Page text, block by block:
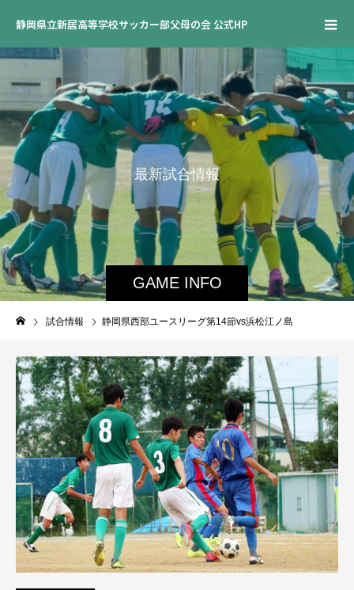
静岡県立新居高等学校サッカー部父母の会 公式HP
GAME INFO
最新試合情報
試合情報 静岡県西部ユースリーグ第14節vs浜松江ノ島